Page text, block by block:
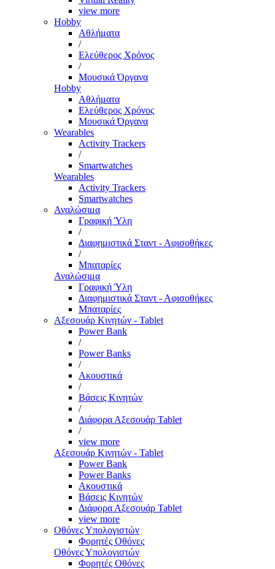
view more
Hobby
Αθλήματα
/
Ελεύθερος Χρόνος
/
Μουσικά Όργανα
Hobby
Αθλήματα
Ελεύθερος Χρόνος
Μουσικά Όργανα
Wearables
Activity Trackers
/
Smartwatches
Wearables
Activity Trackers
Smartwatches
Αναλώσιμα
Γραφική Ύλη
/
Διαφημιστικά Σταντ - Αφισοθήκες
/
Μπαταρίες
Αναλώσιμα
Γραφική Ύλη
Διαφημιστικά Σταντ - Αφισοθήκες
Μπαταρίες
Αξεσουάρ Κινητών - Tablet
Power Bank
/
Power Banks
/
Ακουστικά
/
Βάσεις Κινητών
/
Διάφορα Αξεσουάρ Tablet
/
view more
Αξεσουάρ Κινητών - Tablet
Power Bank
Power Banks
Ακουστικά
Βάσεις Κινητών
Διάφορα Αξεσουάρ Tablet
view more
Οθόνες Υπολογιστών
Φορητές Οθόνες
Οθόνες Υπολογιστών
Φορητές Οθόνες